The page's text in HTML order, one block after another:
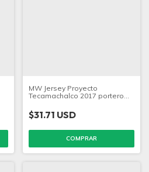
MW Jersey Proyecto
Tecamachalco 2017 portero
$31.71 USD
COMPRAR